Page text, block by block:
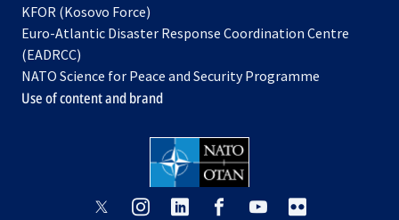
new a
tab
KFOR (Kosovo Force)
in
new
tab
Euro-Atlantic Disaster Response Coordination Centre
(EADRCC)
NATO Science for Peace and Security Programme
Use of content and brand
opensopens opens
opensopens